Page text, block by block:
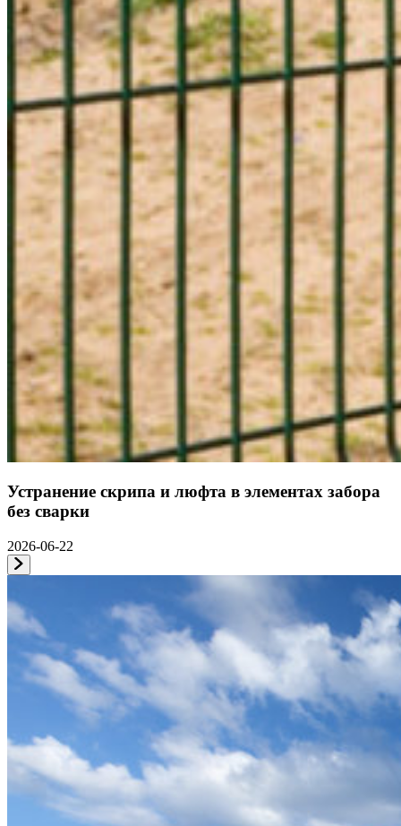
Устранение скрипа и люфта в элементах забора
без сварки
2026-06-22